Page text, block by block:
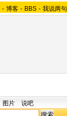
- 博客 - BBS - 我说两句
图片 说吧